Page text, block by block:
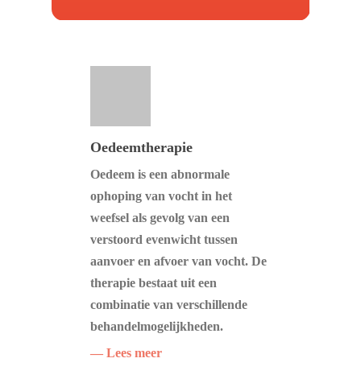
Oedeemtherapie
Oedeem is een abnormale
ophoping van vocht in het
weefsel als gevolg van een
verstoord evenwicht tussen
aanvoer en afvoer van vocht. De
therapie bestaat uit een
combinatie van verschillende
behandelmogelijkheden.
— Lees meer